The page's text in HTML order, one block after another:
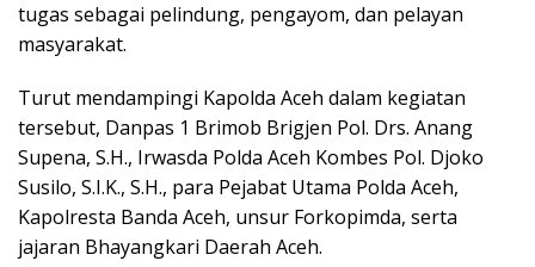
tugas sebagai pelindung, pengayom, dan pelayan
masyarakat.
Turut mendampingi Kapolda Aceh dalam kegiatan
tersebut, Danpas 1 Brimob Brigjen Pol. Drs. Anang
Supena, S.H., Irwasda Polda Aceh Kombes Pol. Djoko
Susilo, S.I.K., S.H., para Pejabat Utama Polda Aceh,
Kapolresta Banda Aceh, unsur Forkopimda, serta
jajaran Bhayangkari Daerah Aceh.